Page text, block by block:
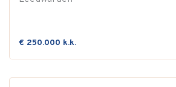
€ 250.000 k.k.